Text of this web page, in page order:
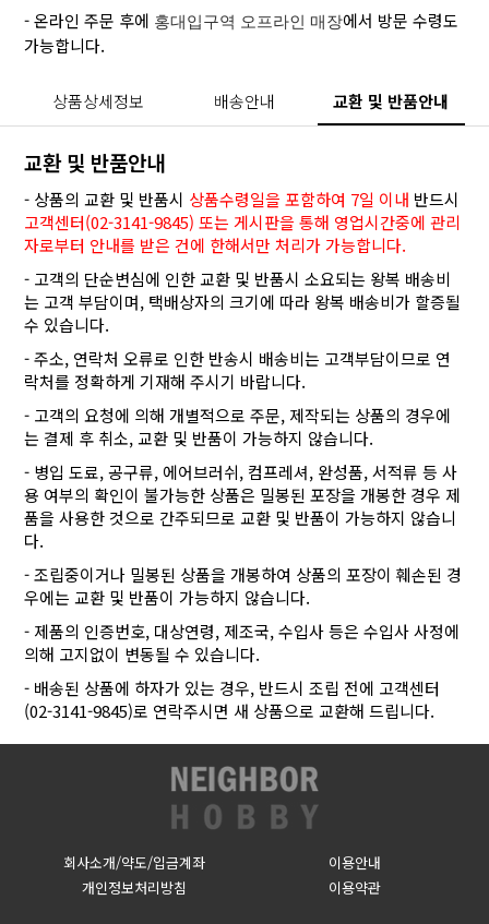
- 온라인 주문 후에 홍대입구역 오프라인 매장에서 방문 수령도
가능합니다.
상품상세정보 배송안내 교환 및 반품안내
교환 및 반품안내
- 상품의 교환 및 반품시 상품수령일을 포함하여 7일 이내 반드시
고객센터(02-3141-9845) 또는 게시판을 통해 영업시간중에 관리
자로부터 안내를 받은 건에 한해서만 처리가 가능합니다.
- 고객의 단순변심에 인한 교환 및 반품시 소요되는 왕복 배송비
는 고객 부담이며, 택배상자의 크기에 따라 왕복 배송비가 할증될
수 있습니다.
- 주소, 연락처 오류로 인한 반송시 배송비는 고객부담이므로 연
락처를 정확하게 기재해 주시기 바랍니다.
- 고객의 요청에 의해 개별적으로 주문, 제작되는 상품의 경우에
는 결제 후 취소, 교환 및 반품이 가능하지 않습니다.
- 병입 도료, 공구류, 에어브러쉬, 컴프레셔, 완성품, 서적류 등 사
용 여부의 확인이 불가능한 상품은 밀봉된 포장을 개봉한 경우 제
품을 사용한 것으로 간주되므로 교환 및 반품이 가능하지 않습니
다.
- 조립중이거나 밀봉된 상품을 개봉하여 상품의 포장이 훼손된 경
우에는 교환 및 반품이 가능하지 않습니다.
- 제품의 인증번호, 대상연령, 제조국, 수입사 등은 수입사 사정에
의해 고지없이 변동될 수 있습니다.
- 배송된 상품에 하자가 있는 경우, 반드시 조립 전에 고객센터
(02-3141-9845)로 연락주시면 새 상품으로 교환해 드립니다.
회사소개/약도/입금계좌
이용안내
개인정보처리방침
이용약관